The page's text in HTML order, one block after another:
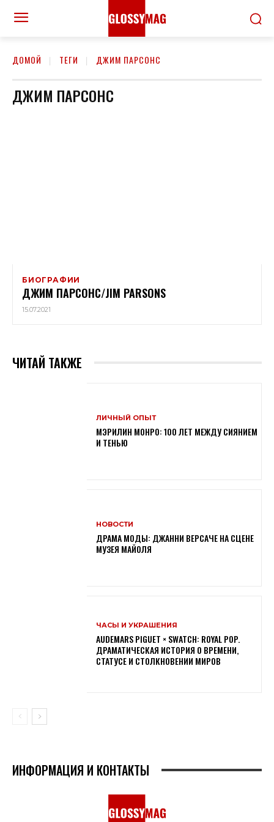
ДОМОЙ ТЕГИ ДЖИМ ПАРСОНС
ДЖИМ ПАРСОНС
БИОГРАФИИ
ДЖИМ ПАРСОНС/JIM PARSONS
15.07.2021
ЧИТАЙ ТАКЖЕ
ЛИЧНЫЙ ОПЫТ
МЭРИЛИН МОНРО: 100 ЛЕТ МЕЖДУ СИЯНИЕМ
И ТЕНЬЮ
НОВОСТИ
ДРАМА МОДЫ: ДЖАННИ ВЕРСАЧЕ НА СЦЕНЕ
МУЗЕЯ МАЙОЛЯ
ЧАСЫ И УКРАШЕНИЯ
AUDEMARS PIGUET × SWATCH: ROYAL POP.
ДРАМАТИЧЕСКАЯ ИСТОРИЯ О ВРЕМЕНИ,
СТАТУСЕ И СТОЛКНОВЕНИИ МИРОВ
ИНФОРМАЦИЯ И КОНТАКТЫ